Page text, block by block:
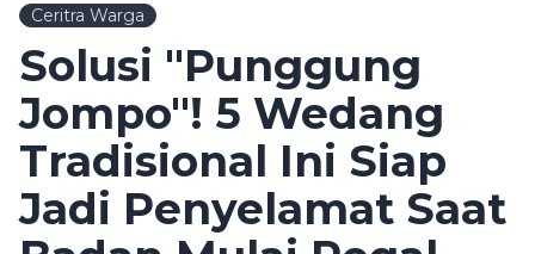
Ceritra Warga
Solusi "Punggung
Jompo"! 5 Wedang
Tradisional Ini Siap
Jadi Penyelamat Saat